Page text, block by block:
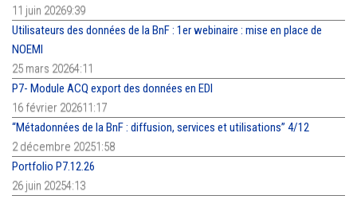
11 juin 20269:39
Utilisateurs des données de la BnF : 1er webinaire : mise en place de
NOEMI
25 mars 20264:11
P7- Module ACQ export des données en EDI
16 février 202611:17
“Métadonnées de la BnF : diffusion, services et utilisations” 4/12
2 décembre 20251:58
Portfolio P7.12.26
26 juin 20254:13